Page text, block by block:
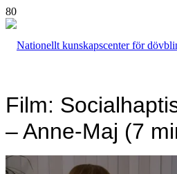
Film:
– Anne-Maj (7